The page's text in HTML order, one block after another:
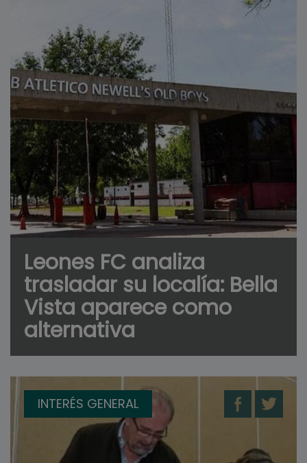
Leones FC analiza
trasladar su localía: Bella
Vista aparece como
alternativa
INTERÉS GENERAL